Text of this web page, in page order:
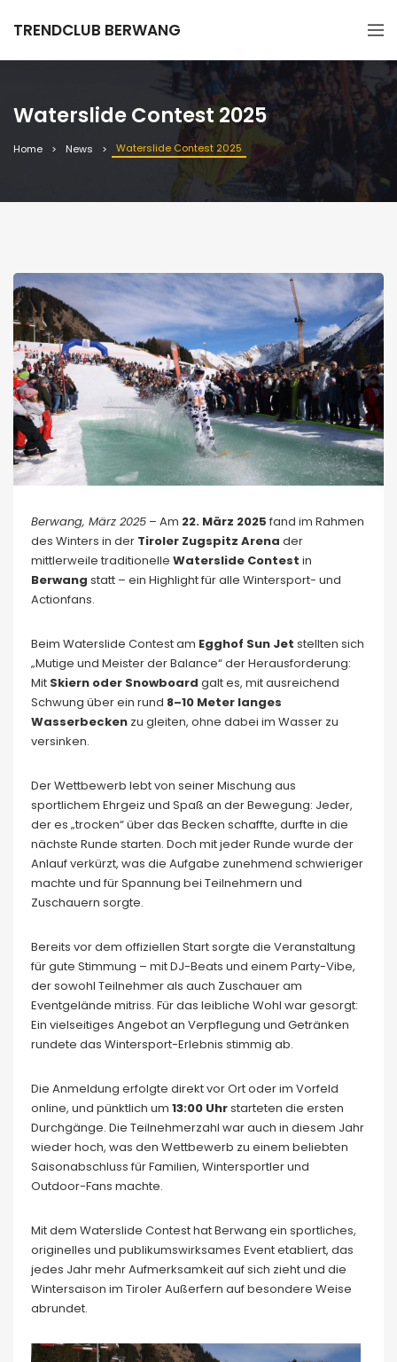
TRENDCLUB BERWANG
Waterslide Contest 2025
Home News Waterslide Contest 2025
Berwang, März 2025 – Am 22. März 2025 fand im Rahmen
des Winters in der Tiroler Zugspitz Arena der
mittlerweile traditionelle Waterslide Contest in
Berwang statt – ein Highlight für alle Wintersport- und
Actionfans.
Beim Waterslide Contest am Egghof Sun Jet stellten sich
„Mutige und Meister der Balance“ der Herausforderung:
Mit Skiern oder Snowboard galt es, mit ausreichend
Schwung über ein rund 8–10 Meter langes
Wasserbecken zu gleiten, ohne dabei im Wasser zu
versinken.
Der Wettbewerb lebt von seiner Mischung aus
sportlichem Ehrgeiz und Spaß an der Bewegung: Jeder,
der es „trocken“ über das Becken schaffte, durfte in die
nächste Runde starten. Doch mit jeder Runde wurde der
Anlauf verkürzt, was die Aufgabe zunehmend schwieriger
machte und für Spannung bei Teilnehmern und
Zuschauern sorgte.
Bereits vor dem offiziellen Start sorgte die Veranstaltung
für gute Stimmung – mit DJ-Beats und einem Party-Vibe,
der sowohl Teilnehmer als auch Zuschauer am
Eventgelände mitriss. Für das leibliche Wohl war gesorgt:
Ein vielseitiges Angebot an Verpflegung und Getränken
rundete das Wintersport-Erlebnis stimmig ab.
Die Anmeldung erfolgte direkt vor Ort oder im Vorfeld
online, und pünktlich um 13:00 Uhrstarteten die ersten
Durchgänge. Die Teilnehmerzahl war auch in diesem Jahr
wieder hoch, was den Wettbewerb zu einem beliebten
Saisonabschluss für Familien, Wintersportler und
Outdoor-Fans machte.
Mit dem Waterslide Contest hat Berwang ein sportliches,
originelles und publikumswirksames Event etabliert, das
jedes Jahr mehr Aufmerksamkeit auf sich zieht und die
Wintersaison im Tiroler Außerfern auf besondere Weise
abrundet.